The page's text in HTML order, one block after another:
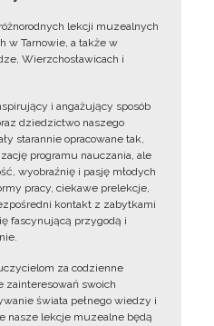
lekcji muzealnych
w Tarnowie, a także w
Wierzchosławicach i
i angażujący sposób
dziedzictwo naszego
starannie opracowane tak,
programu nauczania, ale
wyobraźnię i pasję młodych
pracy, ciekawe prelekcje,
kontakt z zabytkami
fascynującą przygodą i
za codzienne
zainteresowań swoich
świata pełnego wiedzy i
nasze lekcje muzealne będą